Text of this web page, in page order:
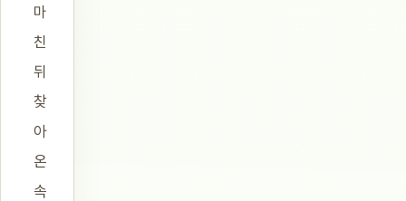
마
친
뒤
찾
아
온
속